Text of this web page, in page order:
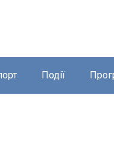
Події